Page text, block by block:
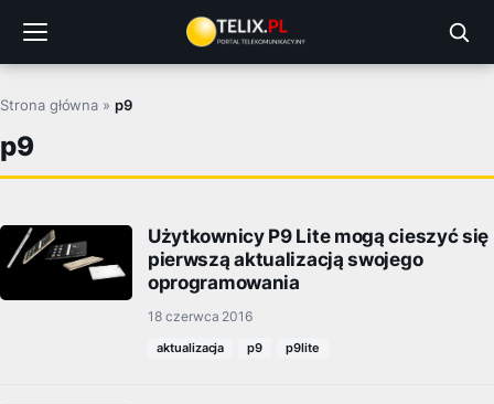
treści
Strona główna »p9
p9
Użytkownicy P9 Lite mogą cieszyć się
pierwszą aktualizacją swojego
oprogramowania
18 czerwca 2016
aktualizacja p9 p9lite